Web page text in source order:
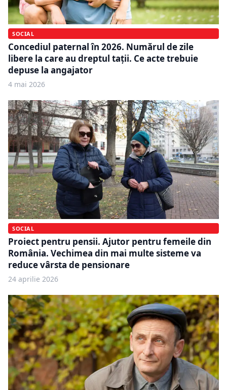
SOCIAL
Concediul paternal în 2026. Numărul de zile
libere la care au dreptul tații. Ce acte trebuie
depuse la angajator
4 mai 2026
SOCIAL
Proiect pentru pensii. Ajutor pentru femeile din
România. Vechimea din mai multe sisteme va
reduce vârsta de pensionare
24 aprilie 2026